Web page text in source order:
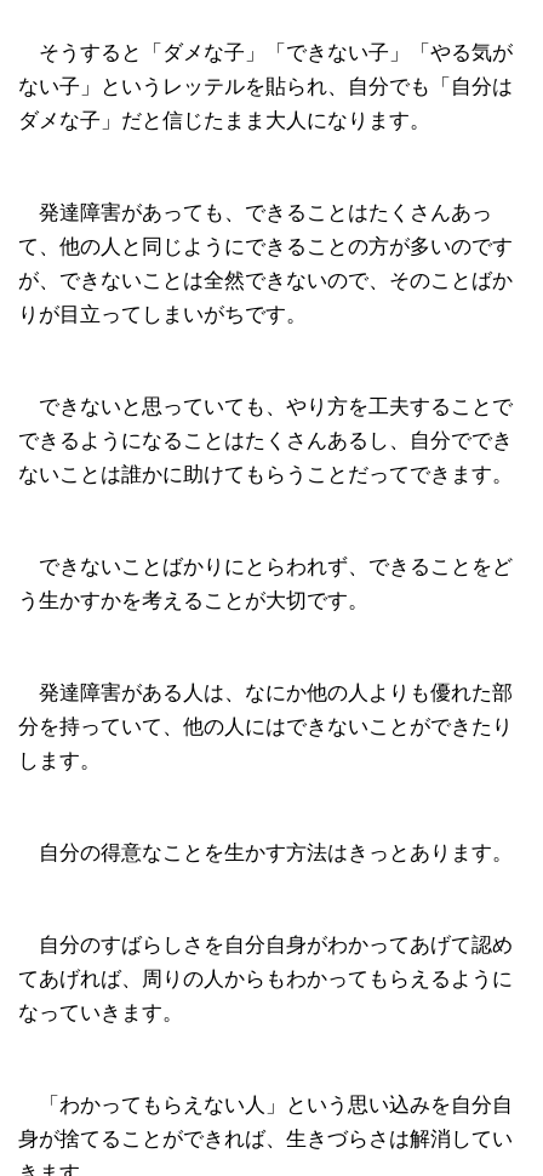
そうすると「ダメな子」「できない子」「やる気が
ない子」というレッテルを貼られ、自分でも「自分は
ダメな子」だと信じたまま大人になります。
発達障害があっても、できることはたくさんあっ
て、他の人と同じようにできることの方が多いのです
が、できないことは全然できないので、そのことばか
りが目立ってしまいがちです。
できないと思っていても、やり方を工夫することで
できるようになることはたくさんあるし、自分ででき
ないことは誰かに助けてもらうことだってできます。
できないことばかりにとらわれず、できることをど
う生かすかを考えることが大切です。
発達障害がある人は、なにか他の人よりも優れた部
分を持っていて、他の人にはできないことができたり
します。
自分の得意なことを生かす方法はきっとあります。
自分のすばらしさを自分自身がわかってあげて認め
てあげれば、周りの人からもわかってもらえるように
なっていきます。
「わかってもらえない人」という思い込みを自分自
身が捨てることができれば、生きづらさは解消してい